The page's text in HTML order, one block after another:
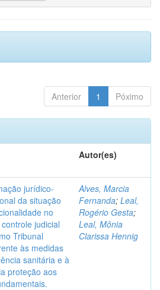
Anterior 1 Póximo
Autor(es)
jurídico-
da situação
no
judicial
Tribunal
às medidas
sanitária e à
proteção aos
Alves, Marcia
Fernanda; Leal,
Rogério Gesta;
Leal, Mônia
Clarissa Hennig